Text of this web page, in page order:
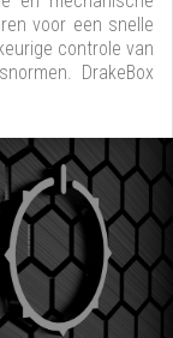
voor een snelle
controle van
DrakeBox